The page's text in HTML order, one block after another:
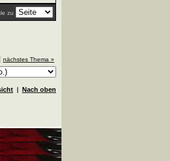
zu
nächstes Thema »
| Nach oben